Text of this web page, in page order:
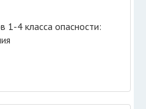
1-4 класса опасности: